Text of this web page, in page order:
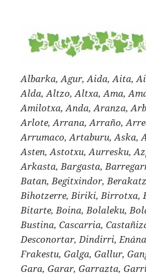
Albarka, Agur, Aida, Aita,
Alda, Altzo, Altxa, Ama,
Amilotxa, Anda, Aranza,
Arlote, Arrana, Arraño,
Arrumaco, Artaburu, Aska,
Asten, Astotxu, Aurresku,
Arkasta, Bargasta,
Batan, Begitxindor,
Bihotzerre, Biriki, Birrotxa,
Bitarte, Boina, Bolaleku,
Bustina, Cascarria,
Desconortar, Dindirri,
Frakestu, Galga, Gallur,
Gara, Garar, Garrazta,